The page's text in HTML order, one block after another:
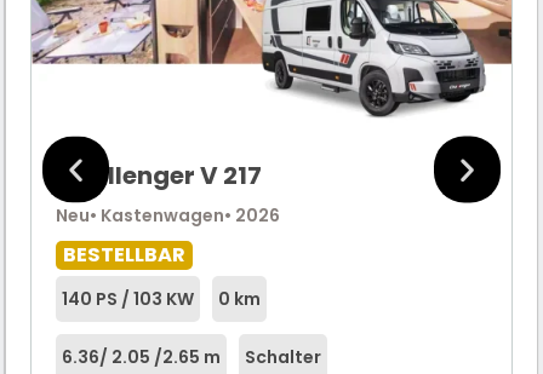
Challenger V 217
Neu• Kastenwagen• 2026
BESTELLBAR
140 PS / 103 KW 0 km
6.36/ 2.05 /2.65 m Schalter